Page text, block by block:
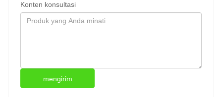
Konten konsultasi
mengirim